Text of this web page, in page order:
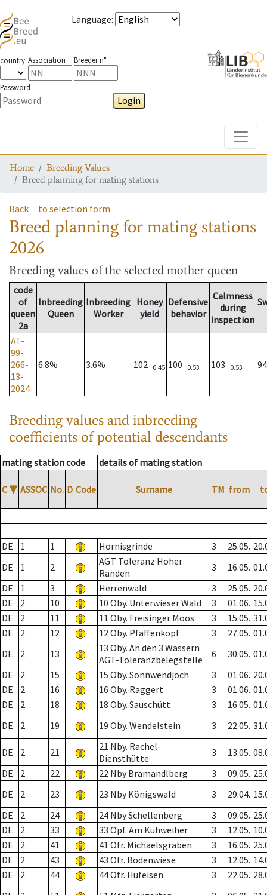
Language:
country Association Breeder n°
Password
Login
Home
Breeding Values
Breed planning for mating stations
Back to selection form
Breed planning for mating stations
2026
Breeding values of the selected mother queen
code
of
queen
2a
Inbreeding
Queen
Inbreeding
Worker
Honey
yield
Defensive
behavior
Calmness
during
inspection
AT-
99-
266-
13-
2024
6.8% 3.6% 102 0.45 100 0.53 103 0.53
Breeding values and inbreeding
coefficients of potential descendants
mating station code details of mating station
C ▼ ASSOC No. D Code Surname TM from
DE 1 1 Hornisgrinde 3 25.05.
DE
1 2
AGT Toleranz Hoher
Randen
3 16.05.
DE
1 3 Herrenwald 3 25.05.
DE
2 10 10 Oby. Unterwieser Wald 3 01.06.
DE
2 11 11 Oby. Freisinger Moos 3 15.05.
DE
2 12 12 Oby. Pfaffenkopf 3 27.05.
DE
2 13
13 Oby. An den 3 Wassern
AGT-Toleranzbelegstelle
6 30.05.
DE
2 15 15 Oby. Sonnwendjoch 3 01.06.
DE
2 16 16 Oby. Raggert 3 01.06.
DE
2 18 18 Oby. Sauschütt 3 16.05.
DE
2 19 19 Oby. Wendelstein 3 22.05.
DE 2 21
21 Nby. Rachel-
Diensthütte
3 13.05.
DE
2 22 22 Nby Bramandlberg 3 09.05.
DE
2 23 23 Nby Königswald 3 29.04.
DE
2 24 24 Nby Schellenberg 3 09.05.
DE
2 33 33 Opf. Am Kühweiher 3 12.05.
DE
2 41 41 Ofr. Michaelsgraben 3 16.05.
DE
2 43 43 Ofr. Bodenwiese 3 12.05.
DE
2 44 44 Ofr. Hufeisen 3 22.05.